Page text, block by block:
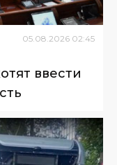
05 08 2026 02:45
ввести